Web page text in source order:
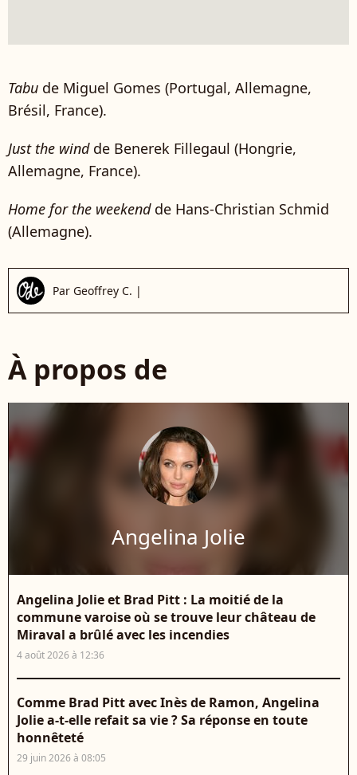
Tabu de Miguel Gomes (Portugal, Allemagne,
Brésil, France).
Just the windde Benerek Fillegaul (Hongrie,
Allemagne, France).
Home for the weekendde Hans-Christian Schmid
(Allemagne).
Par Geoffrey C. |
À propos de
Angelina Jolie
Angelina Jolie et Brad Pitt : La moitié de la
commune varoise où se trouve leur château de
Miraval a brûlé avec les incendies
4 août 2026 à 12:36
Comme Brad Pitt avec Inès de Ramon, Angelina
Jolie a-t-elle refait sa vie ? Sa réponse en toute
honnêteté
29 juin 2026 à 08:05